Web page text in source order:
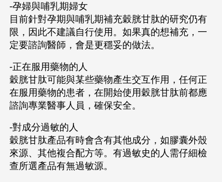
-孕婦與哺乳期婦女
目前針對孕期與哺乳期補充穀胱甘肽的研究仍有
限，因此不建議自行使用。如果真的想補充，一
定要諮詢醫師，會是更穩妥的做法。
-正在服用藥物的人
穀胱甘肽可能與某些藥物產生交互作用，任何正
在服用藥物的患者，在開始使用穀胱甘肽前都應
諮詢專業醫事人員，確保安全。
-對成分過敏的人
穀胱甘肽產品有時會含有其他成分，如膠囊外殼
來源、其他複合配方等。有過敏史的人需仔細檢
查所選產品有無過敏源。